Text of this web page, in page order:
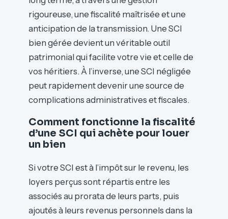
rigoureuse, une fiscalité maîtrisée et une
anticipation de la transmission. Une SCI
bien gérée devient un véritable outil
patrimonial qui facilite votre vie et celle de
vos héritiers. À l’inverse, une SCI négligée
peut rapidement devenir une source de
complications administratives et fiscales.
Comment fonctionne la fiscalité
d’une SCI qui achète pour louer
un bien
Si votre SCI est à l’impôt sur le revenu, les
loyers perçus sont répartis entre les
associés au prorata de leurs parts, puis
ajoutés à leurs revenus personnels dans la